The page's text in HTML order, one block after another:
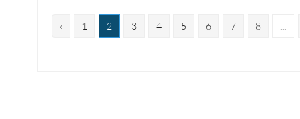
‹ 1 2 3 4 5 6 7 8